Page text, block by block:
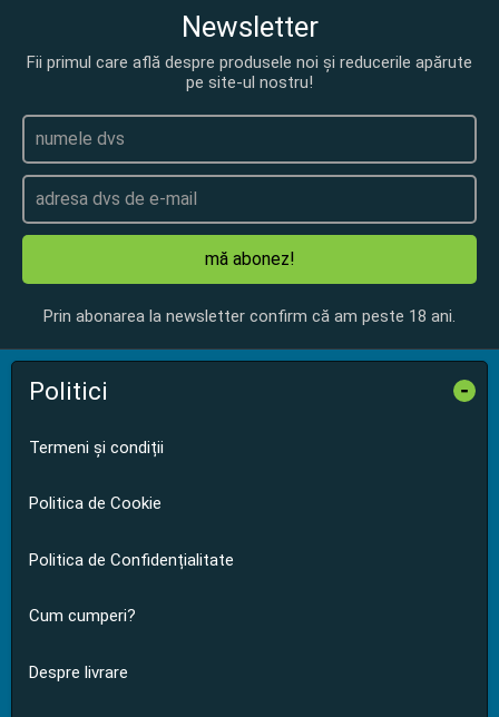
Newsletter
Fii primul care află despre produsele noi și reducerile apărute
pe site-ul nostru!
mă abonez!
Prin abonarea la newsletter confirm că am peste 18 ani.
Politici -
Termeni și condiții
Politica de Cookie
Politica de Confidențialitate
Cum cumperi?
Despre livrare